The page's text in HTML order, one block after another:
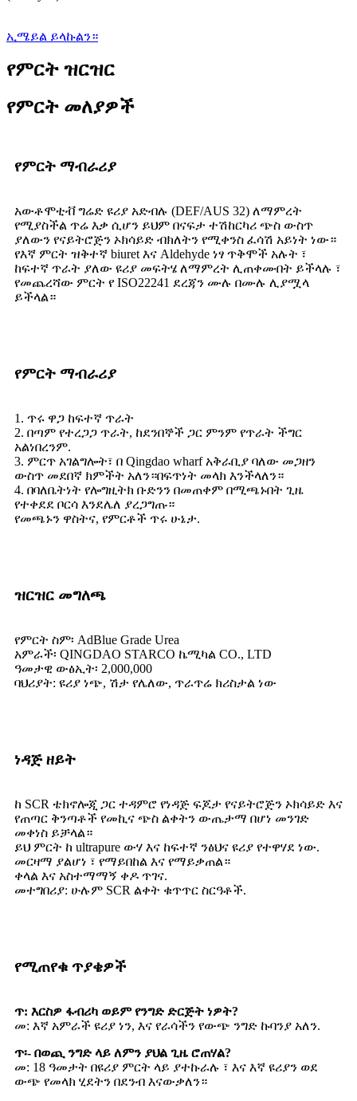
ኢሜይል ይላኩልን።
የምርት ዝርዝር
የምርት መለያዎች
የምርት ማብራሪያ
አውቶሞቲቭ ግሬድ ዩሪያ አድብሉ (DEF/AUS 32) ለማምረት
የሚያስችል ጥሬ እቃ ሲሆን ይህም በናፍታ ተሽከርካሪ ጭስ ውስጥ
ያለውን የናይትሮጅን ኦክሳይድ ብክለትን የሚቀንስ ፈሳሽ አይነት ነው።
የእኛ ምርት ዝቅተኛ biuret እና Aldehyde ነፃ ጥቅሞች አሉት ፣
ከፍተኛ ጥራት ያለው ዩሪያ መፍትሄ ለማምረት ሊጠቀሙበት ይችላሉ ፣
የመጨረሻው ምርት የ ISO22241 ደረጃን ሙሉ በሙሉ ሊያሟላ
ይችላል።
የምርት ማብራሪያ
1. ጥሩ ዋጋ ከፍተኛ ጥራት
2. በጣም የተረጋጋ ጥራት, ከደንበኞች ጋር ምንም የጥራት ችግር
አልነበረንም.
3. ምርጥ አገልግሎት፣ በ Qingdao wharf አቅራቢያ ባለው መጋዘን
ውስጥ መደበኛ ክምችት አለን።በፍጥነት መላክ እንችላለን።
4. በባለቤትነት የሎግዚትክ ቡድንን በመጠቀም በሚጫኑበት ጊዜ
የተቀደደ ቦርሳ እንደሌለ ያረጋግጡ።
የመጫኑን ዋስትና, የምርቶች ጥሩ ሁኔታ.
ዝርዝር መግለጫ
የምርት ስም፡ AdBlue Grade Urea
አምራች፡ QINGDAO STARCO ኬሚካል CO., LTD
ዓመታዊ ውፅኢት፡ 2,000,000
ባህሪያት: ዩሪያ ነጭ, ሽታ የሌለው, ጥራጥሬ ክሪስታል ነው
ነዳጅ ዘይት
ከ SCR ቴክኖሎጂ ጋር ተዳምሮ የነዳጅ ፍጆታ የናይትሮጅን ኦክሳይድ እና
የጠጣር ቅንጣቶች የመኪና ጭስ ልቀትን ውጤታማ በሆነ መንገድ
መቀነስ ይቻላል።
ይህ ምርት ከ ultrapure ውሃ እና ከፍተኛ ንፅህና ዩሪያ የተዋሃደ ነው.
መርዛማ ያልሆነ ፣ የማይበከል እና የማይቃጠል።
ቀላል እና አስተማማኝ ቀዶ ጥገና.
መተግበሪያ: ሁሉም SCR ልቀት ቁጥጥር ስርዓቶች.
የሚጠየቁ ጥያቄዎች
ጥ: እርስዎ ፋብሪካ ወይም የንግድ ድርጅት ነዎት?
መ: እኛ አምራች ዩሪያ ነን, እና የራሳችን የውጭ ንግድ ኩባንያ አለን.
ጥ፡- በወጪ ንግድ ላይ ለምን ያህል ጊዜ ሮጠሃል?
መ: 18 ዓመታት በዩሪያ ምርት ላይ ያተኩራሉ ፣ እና እኛ ዩሪያን ወደ
ውጭ የመላክ ሂደትን በደንብ እናውቃለን።